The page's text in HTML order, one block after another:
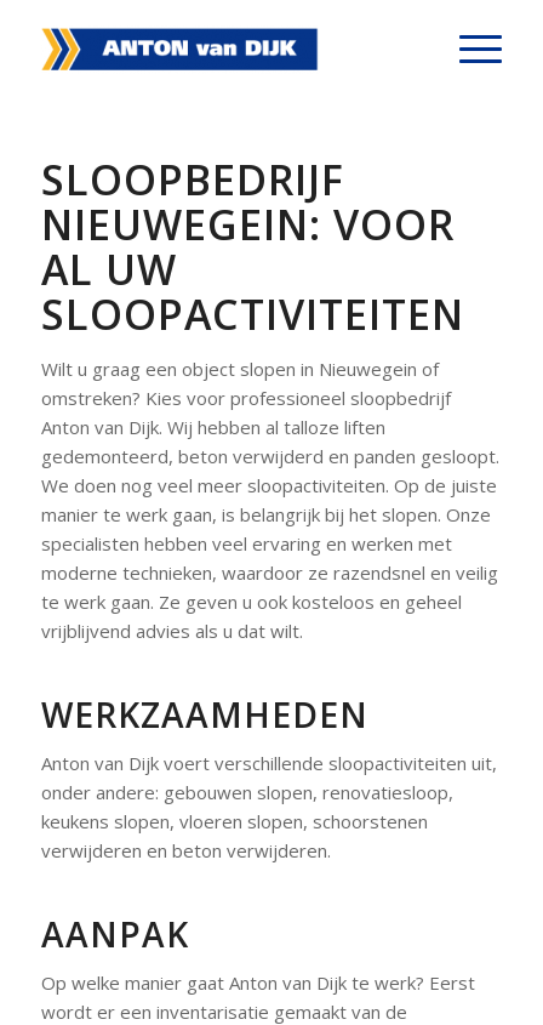
SLOOPBEDRIJF
NIEUWEGEIN: VOOR
AL UW
SLOOPACTIVITEITEN
Wilt u graag een object slopen in Nieuwegein of
omstreken? Kies voor professioneel sloopbedrijf
Anton van Dijk. Wij hebben al talloze liften
gedemonteerd, beton verwijderd en panden gesloopt.
We doen nog veel meer sloopactiviteiten. Op de juiste
manier te werk gaan, is belangrijk bij het slopen. Onze
specialisten hebben veel ervaring en werken met
moderne technieken, waardoor ze razendsnel en veilig
te werk gaan. Ze geven u ook kosteloos en geheel
vrijblijvend advies als u dat wilt.
WERKZAAMHEDEN
Anton van Dijk voert verschillende sloopactiviteiten uit,
onder andere: gebouwen slopen, renovatiesloop,
keukens slopen, vloeren slopen, schoorstenen
verwijderen en beton verwijderen.
AANPAK
Op welke manier gaat Anton van Dijk te werk? Eerst
wordt er een inventarisatie gemaakt van de